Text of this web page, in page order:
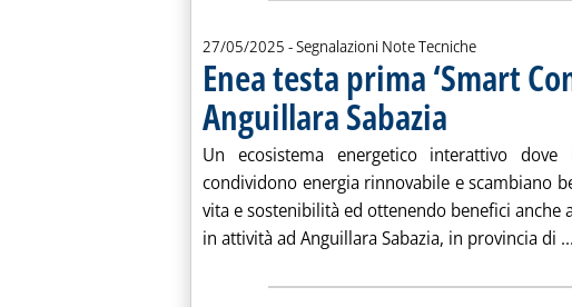
27/05/2025 - Segnalazioni Note Tecniche
Enea testa prima ‘Smart
Anguillara Sabazia . Pubblicata martedì
Un ecosistema energetico interattivo
condividono energia rinnovabile e scambiano
vita e sostenibilità ed ottenendo benefici anche
in attività ad Anguillara Sabazia, in provincia di ...